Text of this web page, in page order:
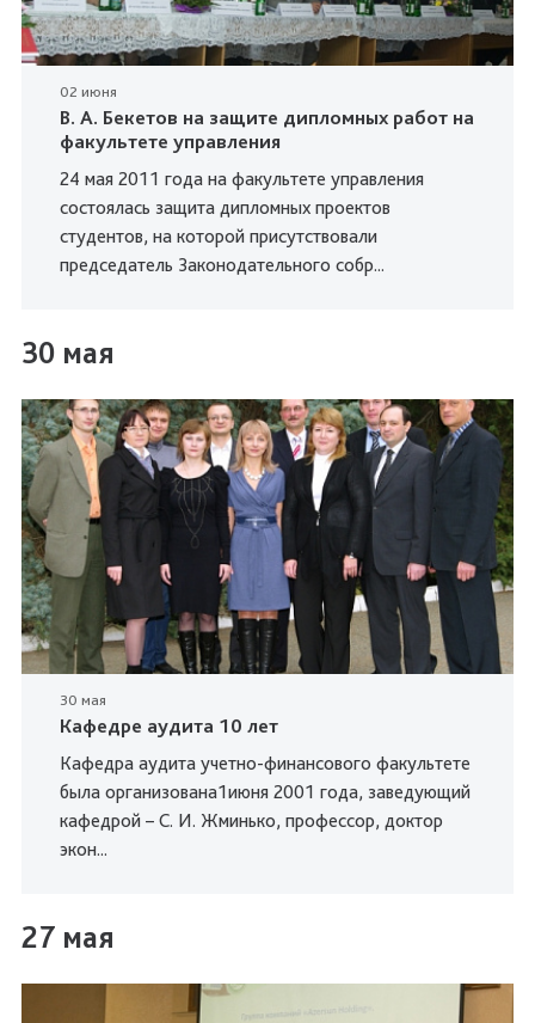
02 июня
В. А. Бекетов на защите дипломных работ на
факультете управления
24 мая 2011 года на факультете управления
состоялась защита дипломных проектов
студентов, на которой присутствовали
председатель Законодательного собр...
30 мая
30 мая
Кафедре аудита 10 лет
Кафедра аудита учетно-финансового факультете
была организована1июня 2001 года, заведующий
кафедрой – С. И. Жминько, профессор, доктор
экон...
27 мая